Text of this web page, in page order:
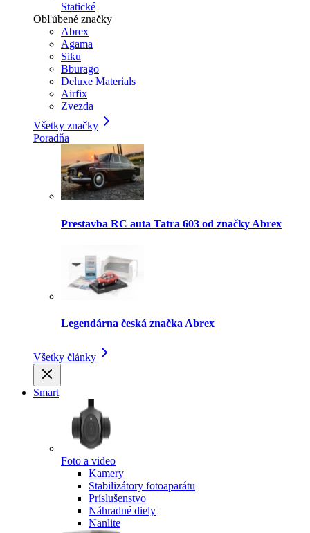
Statické
Obľúbené značky
Abrex
Agama
Siku
Bburago
Deluxe Materials
Airfix
Zvezda
Všetky značky
Poradňa
Prestavba RC auta Tatra 603 od značky Abrex
Legendárna česká značka Abrex
Všetky články
Smart
Foto a video
Kamery
Stabilizátory fotoaparátu
Príslušenstvo
Náhradné diely
Nanlite